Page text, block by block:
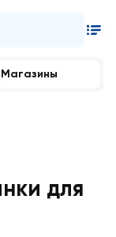
Магазины
для